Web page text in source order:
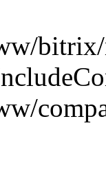
bitrix/